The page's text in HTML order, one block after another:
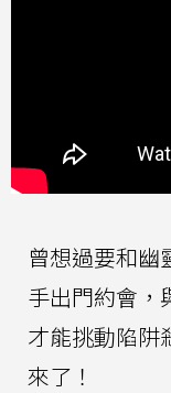
曾想過要和幽
手出門約會，
才能挑動陷阱
來了！